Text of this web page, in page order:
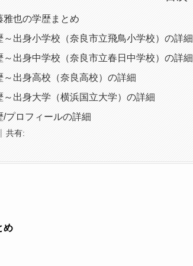
雅也の学歴まとめ
～出身小学校（奈良市立飛鳥小学校）の詳細
～出身中学校（奈良市立春日中学校）の詳細
～出身高校（奈良高校）の詳細
～出身大学（横浜国立大学）の詳細
/プロフィールの詳細
共有:
め